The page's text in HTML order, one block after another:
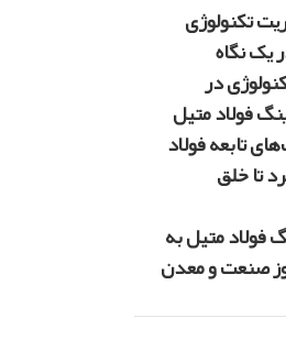
تکنولوژی
یک نگاه
در
فولاد متیل
تابعه فولاد
تا خلق
فولاد متیل به
صنعت و معدن